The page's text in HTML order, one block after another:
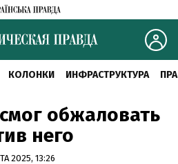
КОЛОНКИ ИНФРАСТРУКТУРА
обжаловать
него
2025, 13:26